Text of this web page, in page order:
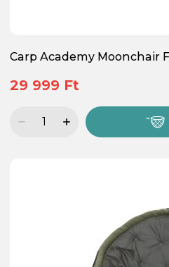
Carp Academy Moonchair
29 999 Ft